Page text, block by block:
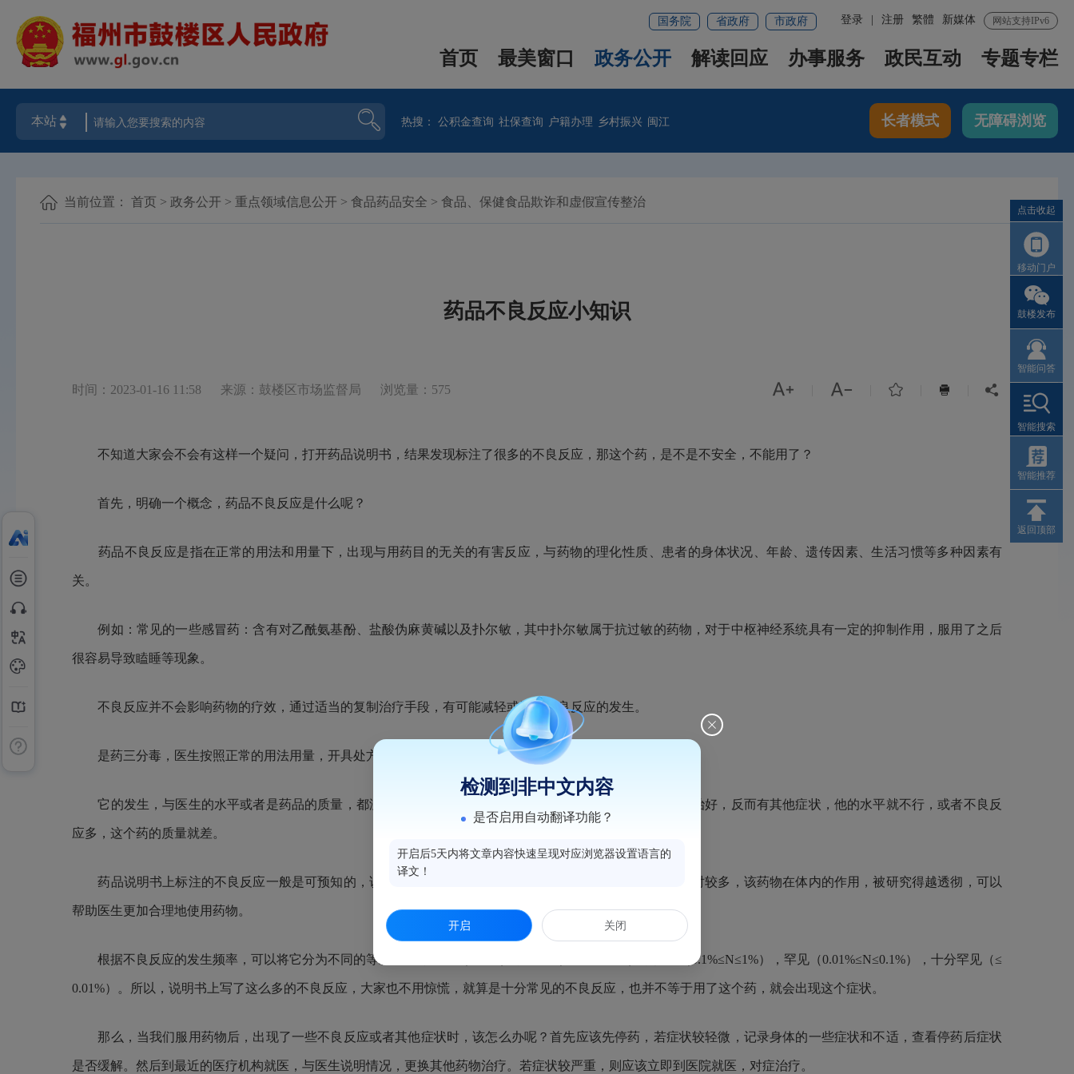
网站支持IPv6
新媒体
繁體
登录 注册
国务院 省政府 市政府
首页 最美窗口 政务公开 解读回应 办事服务 政民互动 专题专栏
热搜：公积金查询 社保查询 户籍办理 乡村振兴 闽江 长者模式 无障碍浏览
当前位置： 首页 > 政务公开 > 重点领域信息公开 > 食品药品安全 > 食品、保健食品欺诈和虚假宣传整治
药品不良反应小知识
时间：2023-01-16 11:58 来源：鼓楼区市场监督局 浏览量：575     
不知道大家会不会有这样一个疑问，打开药品说明书，结果发现标注了很多的不良反应，那这个药，是不是不安全，不能用了？
首先，明确一个概念，药品不良反应是什么呢？
药品不良反应是指在正常的用法和用量下，出现与用药目的无关的有害反应，与药物的理化性质、患者的身体状况、年龄、遗传因素、生活习惯等多种因素有
关。
例如：常见的一些感冒药：含有对乙酰氨基酚、盐酸伪麻黄碱以及扑尔敏，其中扑尔敏属于抗过敏的药物，对于中枢神经系统具有一定的抑制作用，服用了之后
很容易导致瞌睡等现象。
不良反应并不会影响药物的疗效，通过适当的复制治疗手段，有可能减轻或消除不良反应的发生。
是药三分毒，医生按照正常的用法用量，开具处方，出现意外的反应，这些都是无法避免的。
它的发生，与医生的水平或者是药品的质量，都没有关系，不能简单地认为，吃了这个医生开的药，病没治好，反而有其他症状，他的水平就不行，或者不良反
应多，这个药的质量就差。
药品说明书上标注的不良反应一般是可预知的，说明书上提供较多的不良反应信息，说明临床研究数据相对较多，该药物在体内的作用，被研究得越透彻，可以
帮助医生更加合理地使用药物。
根据不良反应的发生频率，可以将它分为不同的等级：十分常见（≥10%），常见（1%≤N≤10%），偶见（0.1%≤N≤1%），罕见（0.01%≤N≤0.1%），十分罕见（≤
0.01%）。所以，说明书上写了这么多的不良反应，大家也不用惊慌，就算是十分常见的不良反应，也并不等于用了这个药，就会出现这个症状。
那么，当我们服用药物后，出现了一些不良反应或者其他症状时，该怎么办呢？首先应该先停药，若症状较轻微，记录身体的一些症状和不适，查看停药后症状
是否缓解。然后到最近的医疗机构就医，与医生说明情况，更换其他药物治疗。若症状较严重，则应该立即到医院就医，对症治疗。
点击收起
移动门户
鼓楼发布
智能问答
智能搜索
智能推荐
返回顶部
检测到非中文内容
是否启用自动翻译功能？
开启后5天内将文章内容快速呈现对应浏览器设置语言的
译文！
开启 关闭